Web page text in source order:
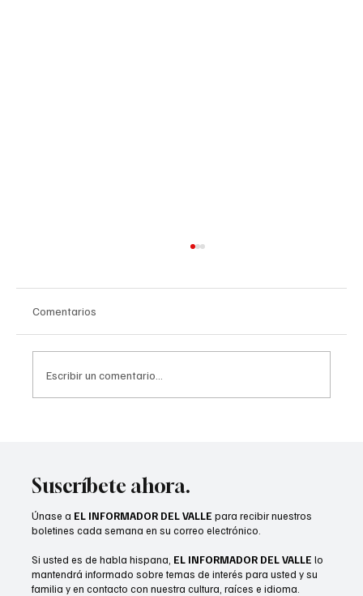
Comentarios
Escribir un comentario...
Suscríbete ahora.
Únase a EL INFORMADOR DEL VALLE para recibir nuestros
boletines cada semana en su correo electrónico.
Si usted es de habla hispana, EL INFORMADOR DEL VALLE lo
mantendrá informado sobre temas de interés para usted y su
familia y en contacto con nuestra cultura, raíces e idioma.